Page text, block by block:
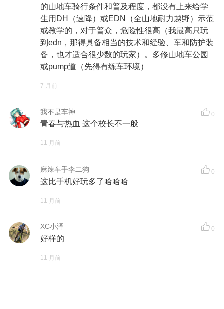
的山地车骑行条件和普及程度，都没有上来给学
生用DH（速降）或EDN（全山地耐力越野）示范
或教学的，对于普众，危险性很高（我最高只玩
到edn，那得具备相当的技术和经验、车和防护装
备，也才适合很少数的玩家）。多修山地车公园
或pump道（先得有练车环境）
7 月前
我不是车神 0
青春与热血 这个校长不一般
11 月前
麻辣车手李二狗 0
这比手机好玩多了哈哈哈
11 月前
XC小泽 0
好样的
11 月前